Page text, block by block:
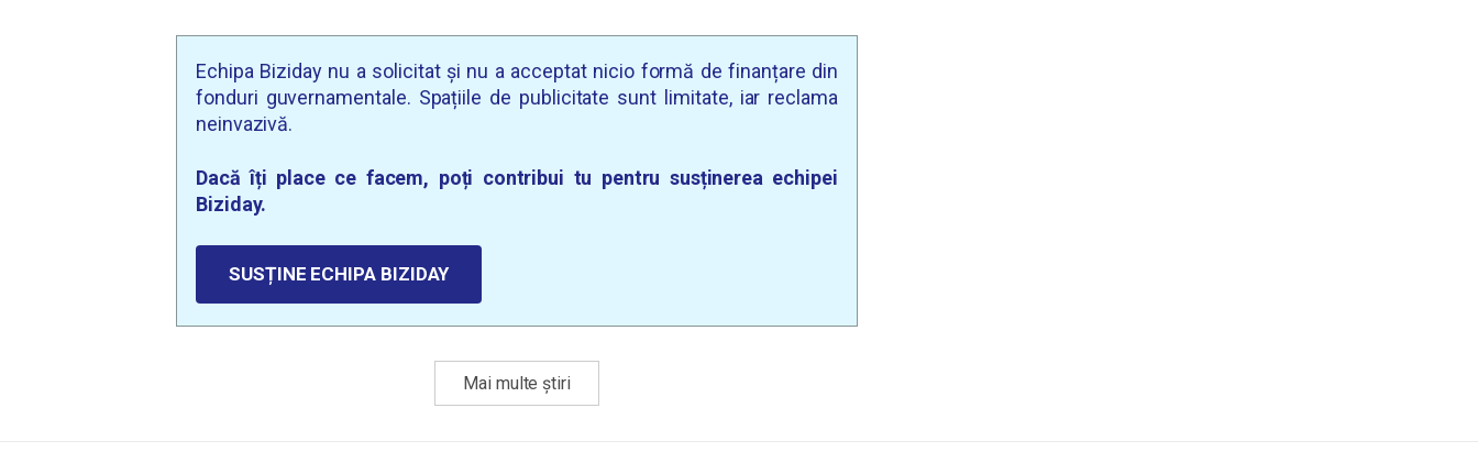
Echipa Biziday nu a solicitat și nu a acceptat nicio formă de finanțare din
fonduri guvernamentale. Spațiile de publicitate sunt limitate, iar reclama
neinvazivă.
Dacă îți place ce facem, poți contribui tu pentru susținerea echipei
Biziday.
SUSȚINE ECHIPA BIZIDAY
Mai multe știri